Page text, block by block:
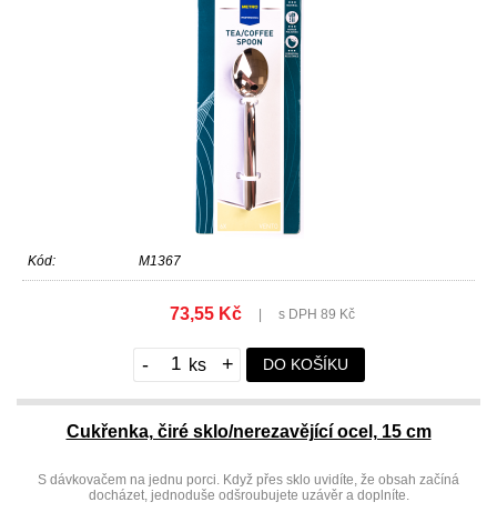
Kód: M1367
73,55 Kč s DPH 89 Kč
- + DO KOŠÍKU
Cukřenka, čiré sklo/nerezavějící ocel, 15 cm
S dávkovačem na jednu porci. Když přes sklo uvidíte, že obsah začíná
docházet, jednoduše odšroubujete uzávěr a doplníte.